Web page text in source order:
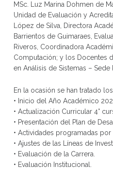
MSc. Luz Marina Dohmen de
Unidad de Evaluación y
López de Silva, Directora
Barrientos de Guimaraes,
Riveros, Coordinadora
Computación; y los Docentes
en Análisis de Sistemas – Sede
En la ocasión se han tratado
• Inicio del Año Académico
• Actualización Curricular 4°
• Presentación del Plan de
• Actividades programadas por
• Ajustes de las Líneas de
• Evaluación de la Carrera.
• Evaluación Institucional.